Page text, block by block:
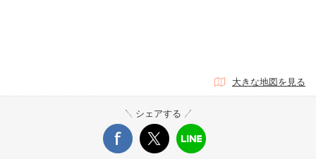
大きな地図を見る
シェアする